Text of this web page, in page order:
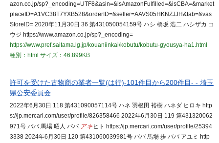
azon.co.jp/sp?_encoding=UTF8&asin=&isAmazonFulfilled=&isCBA=&market
placeID=A1VC38T7YXB528&orderID=&seller=AAVS05HKNZJJH&tab=&vas
StoreID= 2020年11月30日 36 第431050054159号 ハシ 橋坂 浩二 ハシザカ コ
ウジ https://www.amazon.co.jp/sp?_encoding=
https://www.pref.saitama.lg.jp/kouaniinkai/kobutu/kobutu-gyousya-ha1.html
種別：html サイズ：46.899KB
許可を受けた古物商の業者一覧(は行)-101件目から200件目- - 埼玉
県公安委員会
2022年6月30日 118 第431090057114号 ハネ 羽根田 裕樹 ハネダ ヒロキ http
s://jp.mercari.com/user/profile/826358466 2022年6月30日 119 第431320062
971号 ババ 馬場 昭人 ババ アキ ヒト https://jp.mercari.com/user/profile/25394
3338 2024年6月30日 120 第431060039981号 ババ 馬場 歩 ババ アユミ http